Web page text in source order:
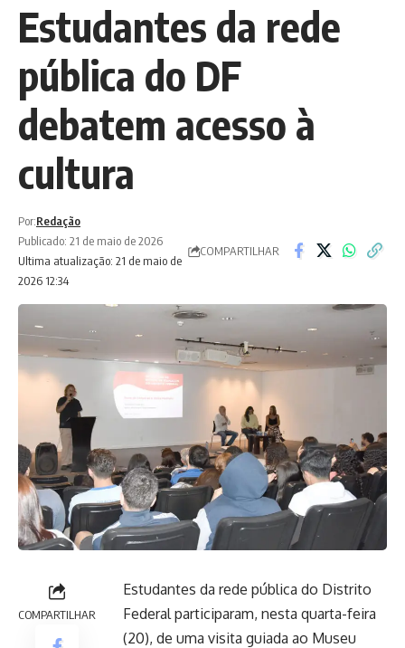
Estudantes da rede
pública do DF
debatem acesso à
cultura
Ultima atualização: 21 de maio de
2026 12:34
Por:Redação
Publicado: 21 de maio de 2026
COMPARTILHAR
COMPARTILHAR
Estudantes da rede pública do Distrito
Federal participaram, nesta quarta-feira
(20), de uma visita guiada ao Museu